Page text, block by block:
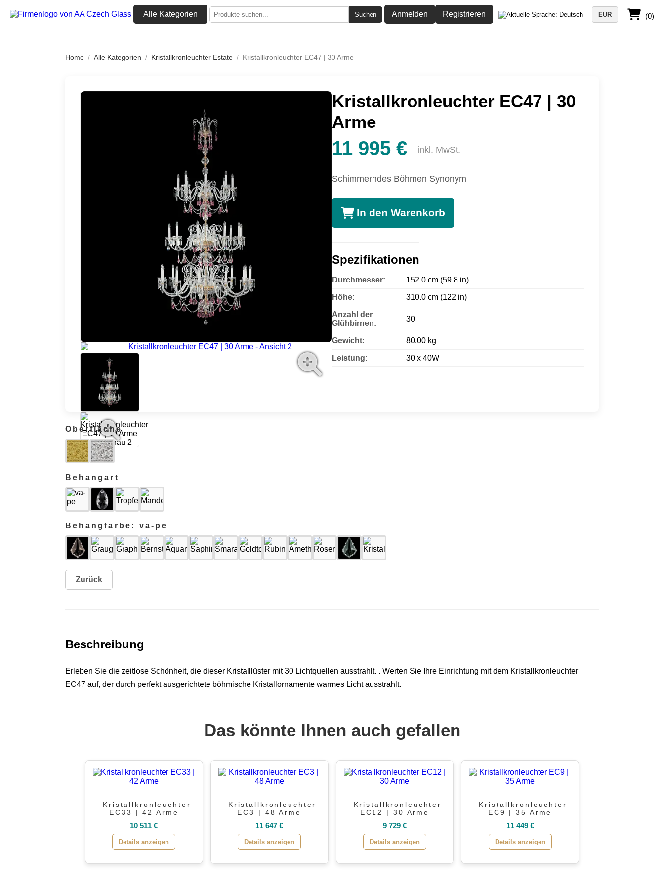
Alle Kategorien Suchen Anmelden Registrieren EUR (0)
Home / Alle Kategorien / Kristallkronleuchter Estate / Kristallkronleuchter EC47 | 30 Arme
Kristallkronleuchter EC47 | 30
Arme
11 995 € inkl. MwSt.
Schimmerndes Böhmen Synonym
In den Warenkorb
Spezifikationen
Durchmesser: 152.0 cm (59.8 in)
Höhe: 310.0 cm (122 in)
Anzahl der
Glühbirnen:
30
Gewicht: 80.00 kg
Leistung: 30 x 40W
Oberfläche
Behangart
Behangfarbe: va-pe
Zurück
Beschreibung
Erleben Sie die zeitlose Schönheit, die dieser Kristalllüster mit 30 Lichtquellen ausstrahlt. . Werten Sie Ihre Einrichtung mit dem Kristallkronleuchter
EC47 auf, der durch perfekt ausgerichtete böhmische Kristallornamente warmes Licht ausstrahlt.
Das könnte Ihnen auch gefallen
Kristallkronleuchter
EC33 | 42 Arme
10 511 €
Details anzeigen
Kristallkronleuchter
EC3 | 48 Arme
11 647 €
Details anzeigen
Kristallkronleuchter
EC12 | 30 Arme
9 729 €
Details anzeigen
Kristallkronleuchter
EC9 | 35 Arme
11 449 €
Details anzeigen